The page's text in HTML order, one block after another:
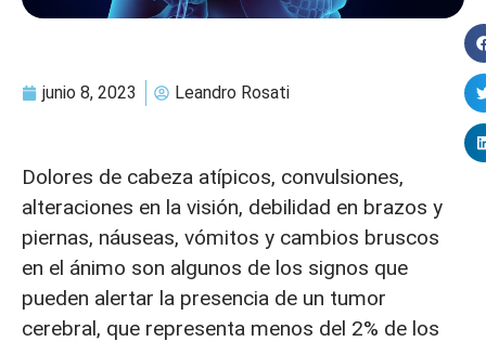
junio 8, 2023 Leandro Rosati
Dolores de cabeza atípicos, convulsiones,
alteraciones en la visión, debilidad en brazos y
piernas, náuseas, vómitos y cambios bruscos
en el ánimo son algunos de los signos que
pueden alertar la presencia de un tumor
cerebral, que representa menos del 2% de los